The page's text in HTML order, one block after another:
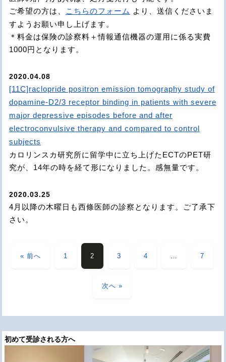
ご希望の方は、
こちらのフォーム より、送信くださいま
すようお願い申し上げます。
＊料金は保険の診察料＋情報通信機器の運用に係る実費
1000円となります。
2020.04.08
[11C]raclopride positron emission tomography study of
dopamine‐D2/3 receptor binding in patients with severe
major depressive episodes before and after
electroconvulsive therapy and compared to control
subjects
カロリンスカ研究所に留学中に立ち上げたECTのPET研
究が、14年の時を経て形になりました。感無量です。
2020.03.25
4月以降の木曜日も西條医師の診察となります。ご了承下
さい。
« 前へ 1 2 3 4 … 7
次へ »
初めて受診される方へ